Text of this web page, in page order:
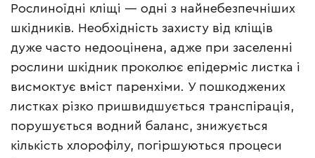
Рослиноїдні кліщі — одні з найнебезпечніших
шкідників. Необхідність захисту від кліщів
дуже часто недооцінена, адже при заселенні
рослини шкідник проколює епідерміс листка і
висмоктує вміст паренхіми. У пошкоджених
листках різко пришвидшується транспірація,
порушується водний баланс, знижується
кількість хлорофілу, погіршуються процеси